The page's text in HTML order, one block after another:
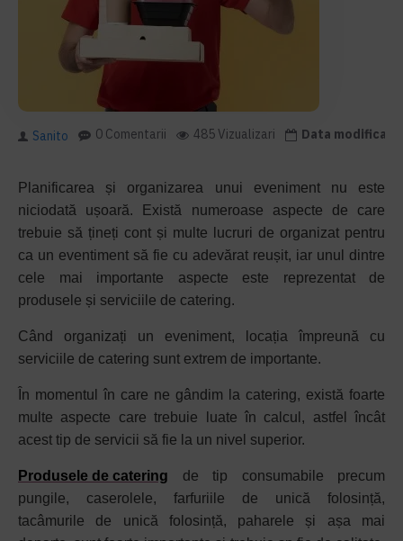
Sanito 0 Comentarii 485 Vizualizari Data
Planificarea și organizarea unui eveniment nu este
niciodată ușoară. Există numeroase aspecte de care
trebuie să țineți cont și multe lucruri de organizat pentru
ca un eventiment să fie cu adevărat reușit, iar unul dintre
cele mai importante aspecte este reprezentat de
produsele și serviciile de catering.
Când organizați un eveniment, locația împreună cu
serviciile de catering sunt extrem de importante.
În momentul în care ne gândim la catering, există foarte
multe aspecte care trebuie luate în calcul, astfel încât
acest tip de servicii să fie la un nivel superior.
Produsele de catering de tip consumabile precum
pungile, caserolele, farfuriile de unică folosință,
tacâmurile de unică folosință, paharele și așa mai